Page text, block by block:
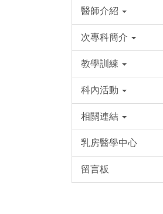
醫師介紹
次專科簡介
教學訓練
科內活動
相關連結
乳房醫學中心
留言板